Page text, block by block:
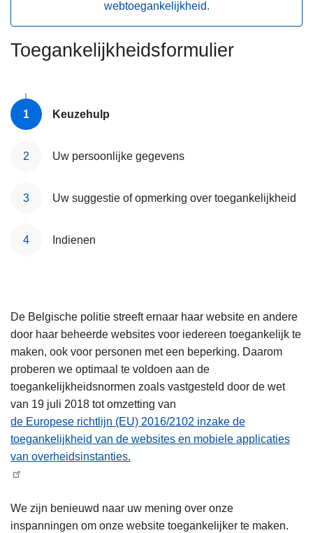
webtoegankelijkheid.
Toegankelijkheidsformulier
Keuzehulp
Uw persoonlijke gegevens
Uw suggestie of opmerking over toegankelijkheid
Indienen
De Belgische politie streeft ernaar haar website en andere
door haar beheerde websites voor iedereen toegankelijk te
maken, ook voor personen met een beperking. Daarom
proberen we optimaal te voldoen aan de
toegankelijkheidsnormen zoals vastgesteld door de wet
van 19 juli 2018 tot omzetting van
de Europese richtlijn (EU) 2016/2102 inzake de
toegankelijkheid van de websites en mobiele applicaties
van overheidsinstanties.
We zijn benieuwd naar uw mening over onze
inspanningen om onze website toegankelijker te maken.